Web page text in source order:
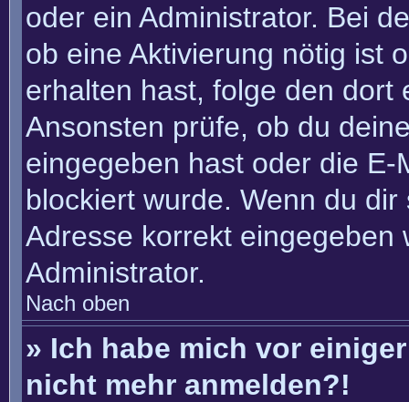
oder ein Administrator. Bei
ob eine Aktivierung nötig ist
erhalten hast, folge den dort
Ansonsten prüfe, ob du
eingegeben hast oder die
blockiert wurde. Wenn du
Adresse korrekt
Administrator.
Nach oben
» Ich habe mich vor
nicht mehr anmelden?!